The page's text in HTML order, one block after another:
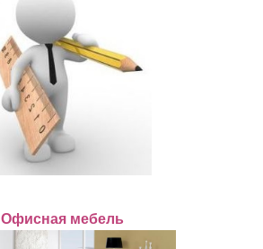
Офисная мебель